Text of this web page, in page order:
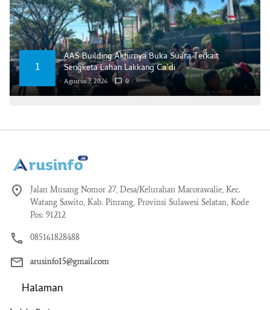
1
AAS Building Akhirnya Buka Suara Terkait
Sengketa Lahan Lakkang Ca’di
Agustus 7, 2026 0
Jalan Musang Nomor 27, Desa/Kelurahan Macorawalie, Kec.
Watang Sawito, Kab. Pinrang, Provinsi Sulawesi Selatan, Kode
Pos: 91212
085161828488
arusinfo15@gmail.com
Halaman